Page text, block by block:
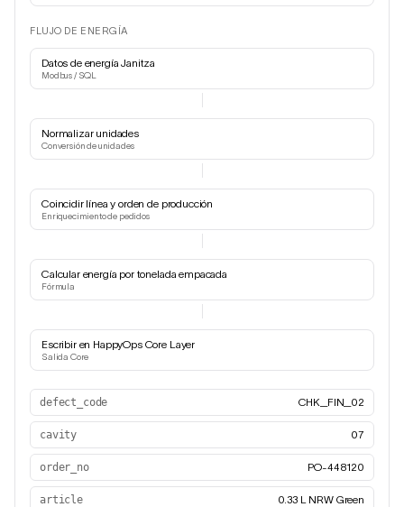
FLUJO DE ENERGÍA
Datos de energía Janitza
Modbus / SQL
Normalizar unidades
Conversión de unidades
Coincidir línea y orden de producción
Enriquecimiento de pedidos
Calcular energía por tonelada empacada
Fórmula
Escribir en HappyOps Core Layer
Salida Core
defect_code CHK_FIN_02
cavity 07
order_no PO-448120
article 0.33 L NRW Green